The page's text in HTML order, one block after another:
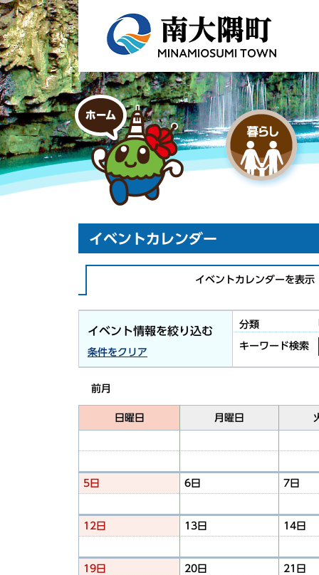
イベントカレンダー
イベントカレンダーを表示
イベント情報を絞り込む
条件をクリア
分類
キーワード検索
前月
日曜日 月曜日
5日 6日 7日
12日 13日 14日
19日 20日 21日